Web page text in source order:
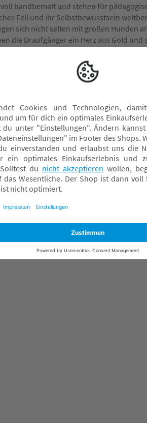
handbemalt und stehen für
Fell und ihr Selbstbewusstsein
sich nicht selten mit großen Hunden
die Draufgänger ein Herz aus Gold und
Spielzeugautos